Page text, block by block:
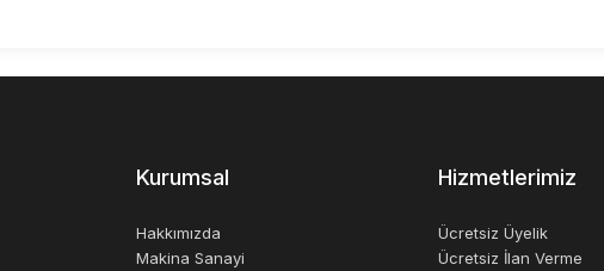
Kurumsal
Hakkımızda
Makina Sanayi
Hizmetlerimiz
Ücretsiz Üyelik
Ücretsiz İlan Verme